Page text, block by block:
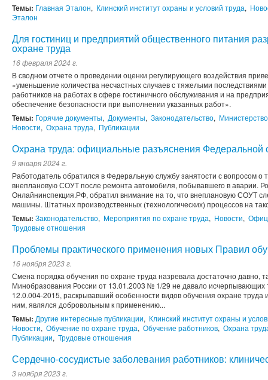
Темы: Главная Эталон, Клинский институт охраны и условий труда,
Эталон
Для гостиниц и предприятий общественного питания
охране труда
16 февраля 2024 г.
В сводном отчете о проведении оценки регулирующего воздействия
«уменьшение количества несчастных случаев с тяжелыми
работников на работах в сфере гостиничного обслуживания и на
обеспечение безопасности при выполнении указанных работ».
Темы: Горячие документы, Документы, Законодательство,
Новости, Охрана труда, Публикации
Охрана труда: официальные разъяснения Федеральной
9 января 2024 г.
Работодатель обратился в Федеральную службу занятости с вопросом о
внеплановую СОУТ после ремонта автомобиля, побывавшего в аварии.
Онлайнинспекция.РФ, обратил внимание на то, что внеплановую СОУТ
машины. Штатных производственных (технологических) процессов на
Темы: Законодательство, Мероприятия по охране труда, Новости,
Трудовые отношения
Проблемы практического применения новых Правил
16 ноября 2023 г.
Смена порядка обучения по охране труда назревала достаточно давно,
Минобразования России от 13.01.2003 № 1/29 не давало
12.0.004-2015, раскрывавший особенности видов обучения охране труда
ним, являлся добровольным к применению...
Темы: Другие интересные публикации, Клинский институт охраны и
Новости, Обучение по охране труда, Обучение работников, Охрана
Публикации, Трудовые отношения
Сердечно-сосудистые заболевания работников:
3 ноября 2023 г.